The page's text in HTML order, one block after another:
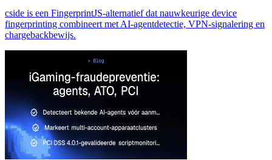
cside is een FingerprintJS-alternatief dat nauwkeurige device
fingerprinting combineert met AI-agentdetectie, VPN-signalering en
chargebackbewijs.